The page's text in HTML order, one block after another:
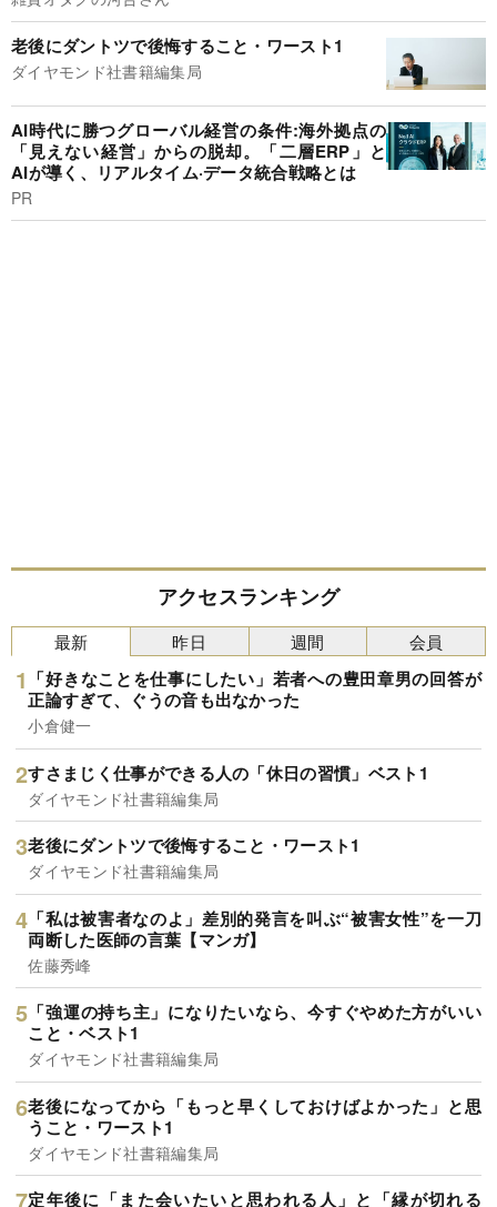
老後にダントツで後悔すること・ワースト1
ダイヤモンド社書籍編集局
AI時代に勝つグローバル経営の条件:海外拠点の
「見えない経営」からの脱却。「二層ERP」と
AIが導く、リアルタイム·データ統合戦略とは
PR
アクセスランキング
最新
「好きなことを仕事にしたい」若者への豊田章男の回答が
正論すぎて、ぐうの音も出なかった
小倉健一
すさまじく仕事ができる人の「休日の習慣」ベスト1
ダイヤモンド社書籍編集局
老後にダントツで後悔すること・ワースト1
ダイヤモンド社書籍編集局
「私は被害者なのよ」差別的発言を叫ぶ“被害女性”を一刀
両断した医師の言葉【マンガ】
佐藤秀峰
「強運の持ち主」になりたいなら、今すぐやめた方がいい
こと・ベスト1
ダイヤモンド社書籍編集局
老後になってから「もっと早くしておけばよかった」と思
うこと・ワースト1
ダイヤモンド社書籍編集局
定年後に「また会いたいと思われる人」と「縁が切れる
昨日 週間 会員